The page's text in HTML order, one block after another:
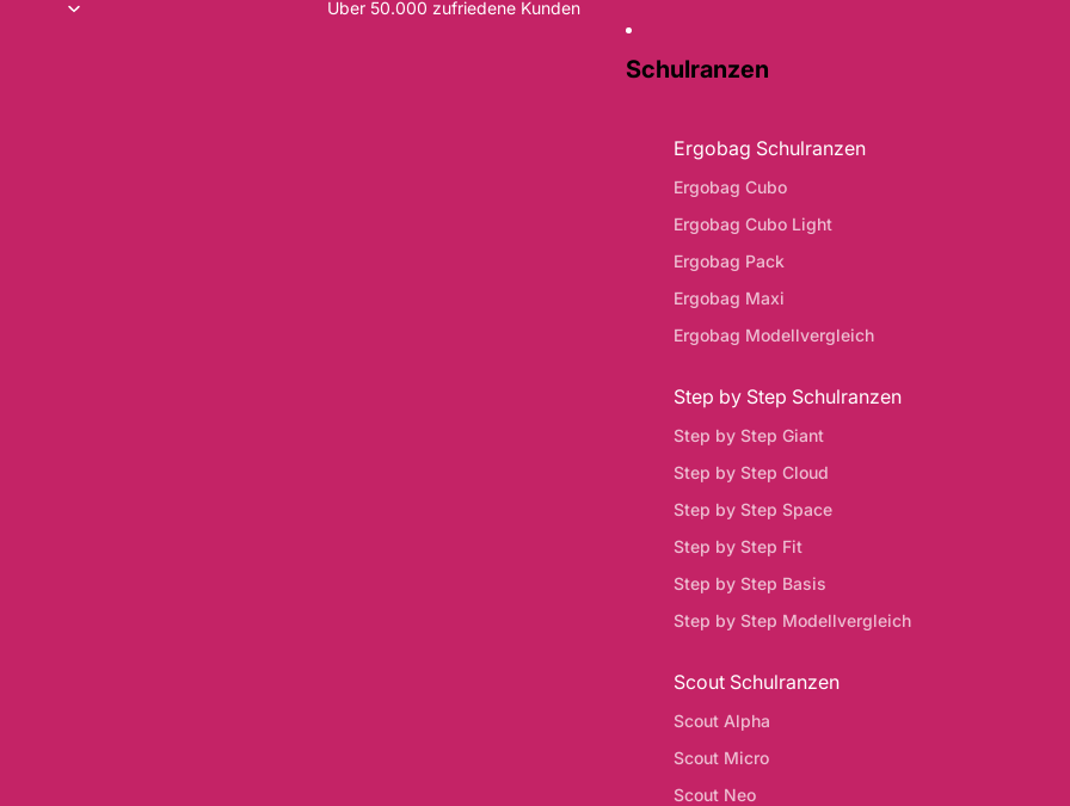
Über 50.000 zufriedene Kunden
Schulranzen
Ergobag Schulranzen
Ergobag Cubo
Ergobag Cubo Light
Ergobag Pack
Ergobag Maxi
Ergobag Modellvergleich
Step by Step Schulranzen
Step by Step Giant
Step by Step Cloud
Step by Step Space
Step by Step Fit
Step by Step Basis
Step by Step Modellvergleich
Scout Schulranzen
Scout Alpha
Scout Micro
Scout Neo